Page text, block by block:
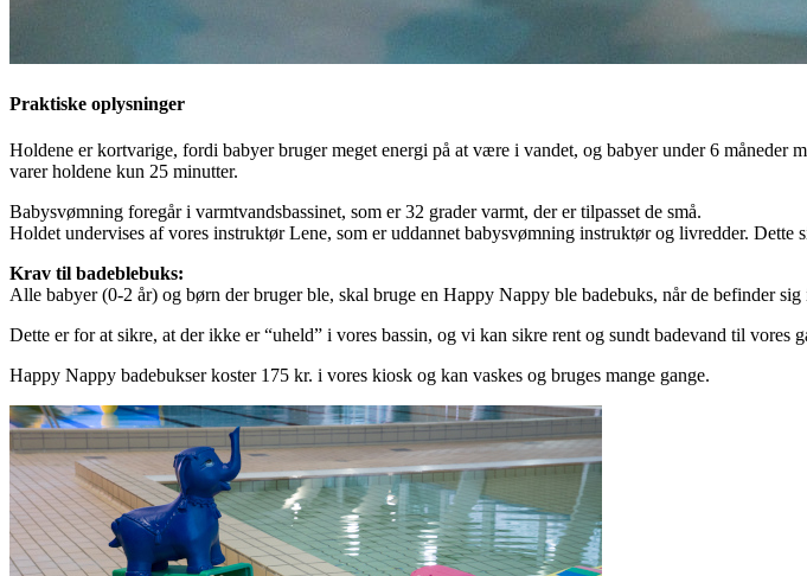
Praktiske oplysninger
Holdene er kortvarige, fordi babyer bruger meget energi på at være i vandet, og babyer under 6
varer holdene kun 25 minutter.
Babysvømning foregår i varmtvandsbassinet, som er 32 grader varmt, der er tilpasset de små.
Holdet undervises af vores instruktør Lene, som er uddannet babysvømning instruktør og livredder.
Krav til badeblebuks:
Alle babyer (0-2 år) og børn der bruger ble, skal bruge en Happy Nappy ble badebuks, når de befinder sig
Dette er for at sikre, at der ikke er “uheld” i vores bassin, og vi kan sikre rent og sundt badevand til vores
Happy Nappy badebukser koster 175 kr. i vores kiosk og kan vaskes og bruges mange gange.